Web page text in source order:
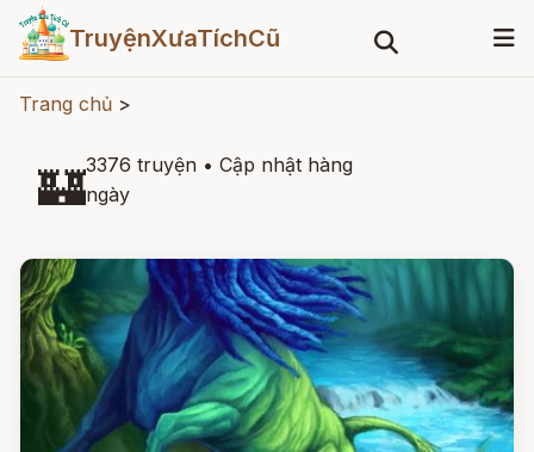
TruyệnXưaTíchCũ
Trang chủ >
🏰3376 truyện • Cập nhật hàng
ngày